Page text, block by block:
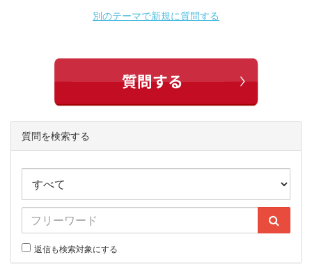
別のテーマで新規に質問する
質問を検索する
返信も検索対象にする